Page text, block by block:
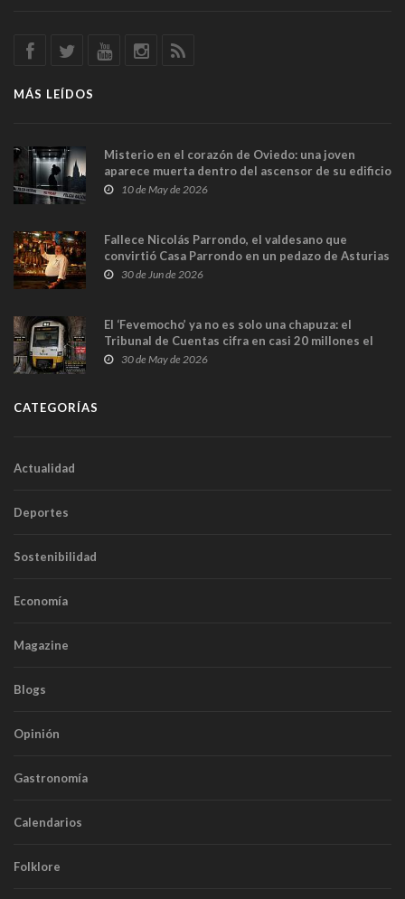
MÁS LEÍDOS
Misterio en el corazón de Oviedo: una joven
aparece muerta dentro del ascensor de su edificio
y las cámaras captan sus últimos minutos
10 de May de 2026
Fallece Nicolás Parrondo, el valdesano que
convirtió Casa Parrondo en un pedazo de Asturias
en Madrid
30 de Jun de 2026
El ‘Fevemocho’ ya no es solo una chapuza: el
Tribunal de Cuentas cifra en casi 20 millones el
sobrecoste de los trenes que no cabían por los
30 de May de 2026
CATEGORÍAS
Actualidad
Deportes
Sostenibilidad
Economía
Magazine
Blogs
Opinión
Gastronomía
Calendarios
Folklore